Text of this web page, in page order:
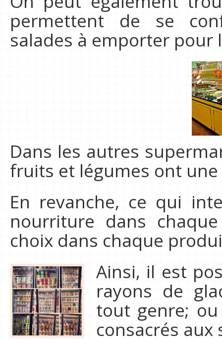
permettent de se
salades à emporter pour
Dans les autres
fruits et légumes ont
En revanche, ce qui
nourriture dans
choix dans chaque
Ainsi, il est
rayons de
tout genre;
consacrés aux